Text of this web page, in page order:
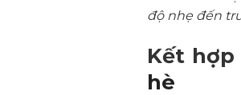
độ nhẹ đến
Kết hợp
hè